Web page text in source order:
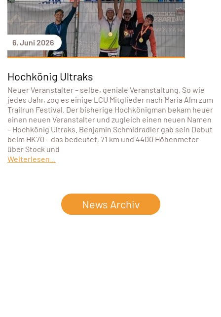
6. Juni 2026
Hochkönig Ultraks
Neuer Veranstalter – selbe, geniale Veranstaltung. So wie
jedes Jahr, zog es einige LCU Mitglieder nach Maria Alm zum
Trailrun Festival. Der bisherige Hochkönigman bekam heuer
einen neuen Veranstalter und zugleich einen neuen Namen
– Hochkönig Ultraks. Benjamin Schmidradler gab sein Debut
beim HK70 – das bedeutet, 71 km und 4400 Höhenmeter
über Stock und
Weiterlesen...
News Archiv